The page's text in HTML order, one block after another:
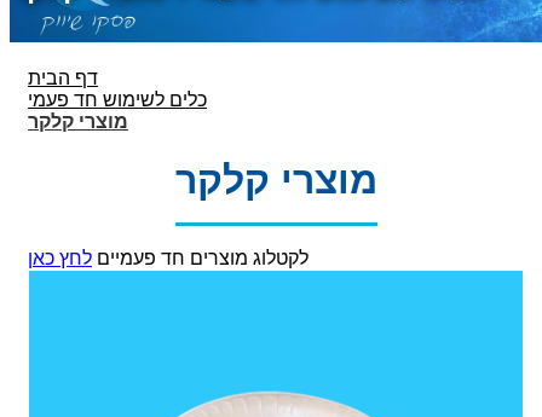
דף הבית
כלים לשימוש חד פעמי
מוצרי קלקר
מוצרי קלקר
לקטלוג מוצרים חד פעמיים לחץ כאן